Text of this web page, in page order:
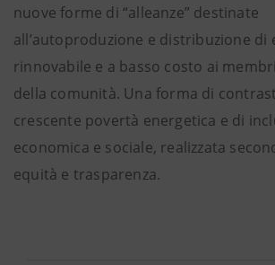
nuove forme di “alleanze” destinate
all’autoproduzione e distribuzione di
rinnovabile e a basso costo ai
della comunità. Una forma di
crescente povertà energetica e di
economica e sociale, realizzata
equità e trasparenza.